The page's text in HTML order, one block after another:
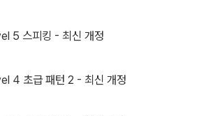
5 스피킹 - 최신 개정
4 초급 패턴 2 - 최신 개정